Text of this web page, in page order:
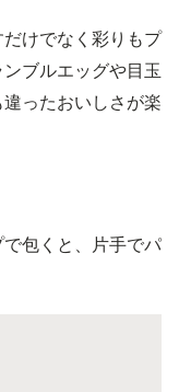
けでなく彩りもプ
ブルエッグや目玉
ったおいしさが楽
包くと、片手でパ